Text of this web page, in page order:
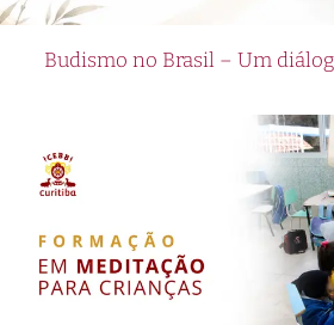
Budismo no Brasil – Um